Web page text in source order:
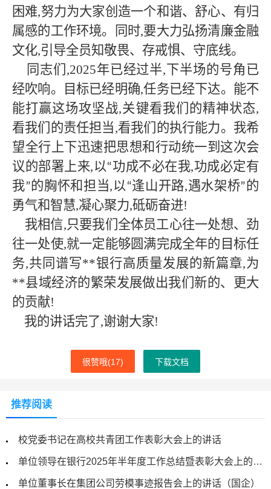
困难,努力为大家创造一个和谐、舒心、有归
属感的工作环境。同时,要大力弘扬清廉金融
文化,引导全员知敬畏、存戒惧、守底线。
同志们 ,2025年已经过半,下半场的号角已
经吹响。目标已经明确,任务已经下达。能不
能打赢这场攻坚战,关键看我们的精神状态,
看我们的责任担当,看我们的执行能力。我希
望全行上下迅速把思想和行动统一到这次会
议的部署上来,以“功成不必在我,功成必定有
我”的胸怀和担当,以“逢山开路,遇水架桥”的
勇气和智慧,凝心聚力,砥砺奋进!
我相信,只要我们全体员工心往一处想、劲
往一处使,就一定能够圆满完成全年的目标任
务,共同谱写**银行高质量发展的新篇章,为
**县域经济的繁荣发展做出我们新的、更大
的贡献!
我的讲话完了,谢谢大家!
很赞哦(17) 下载文档
推荐阅读
校党委书记在高校共青团工作表彰大会上的讲话
单位领导在银行2025年半年度工作总结暨表彰大会上的讲话
单位董事长在集团公司劳模事迹报告会上的讲话（国企）